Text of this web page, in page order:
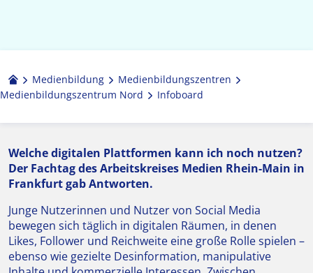
Medienbildung
Medien­bildungs­zentren
Medienbildungszentrum Nord
Infoboard
Welche digitalen Plattformen kann ich noch nutzen?
Der Fachtag des Arbeitskreises Medien Rhein-Main in
Frankfurt gab Antworten.
Junge Nutzerinnen und Nutzer von Social Media
bewegen sich täglich in digitalen Räumen, in denen
Likes, Follower und Reichweite eine große Rolle spielen –
ebenso wie gezielte Desinformation, manipulative